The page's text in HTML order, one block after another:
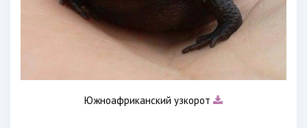
Южноафриканский узкорот